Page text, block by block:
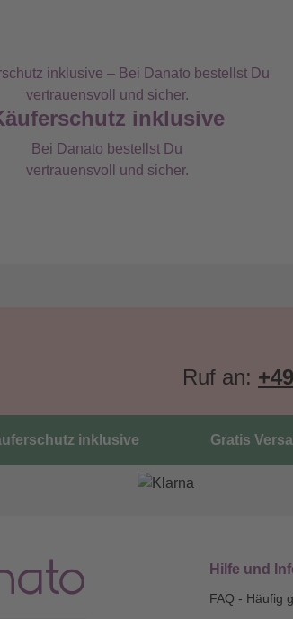
inklusive
Bei Danato bestellst Du
vertrauensvoll und sicher.
Ruf an:
inklusive Gratis
Hilfe und
FAQ - Häufig